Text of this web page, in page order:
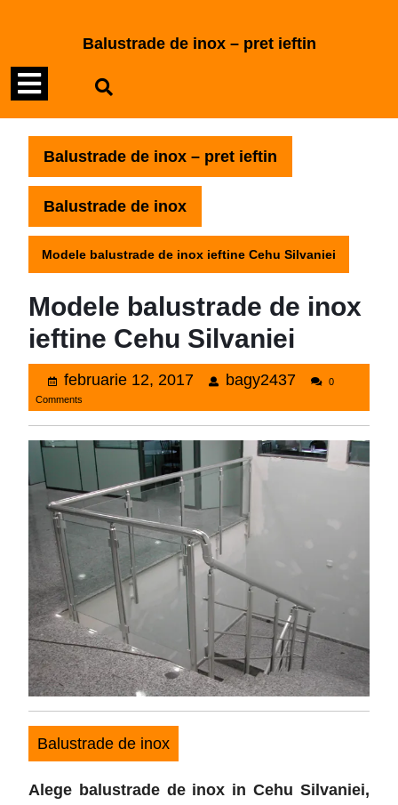
Balustrade de inox – pret ieftin
Open
Menu
Balustrade de inox – pret ieftin
Balustrade de inox
Modele balustrade de inox ieftine Cehu Silvaniei
Modele balustrade de inox
ieftine Cehu Silvaniei
februarie 12, 2017februarie
2017
bagy2437bagy2437
0
Comments
Balustrade de inox
Alege balustrade de inox in Cehu Silvaniei,